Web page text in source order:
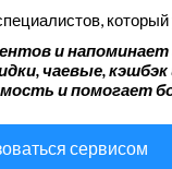
и напоминает
чаевые,
и помогает
сервисом